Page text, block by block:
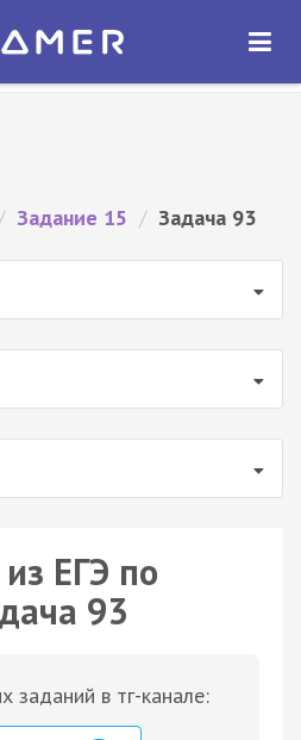
ОТКРЫТЬ
/ Задание 15 / Задача 93
ЕГЭ по
93
заданий в тг-канале: